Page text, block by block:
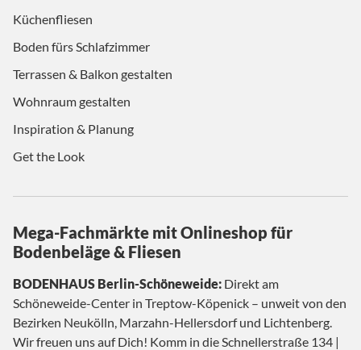
Küchenfliesen
Boden fürs Schlafzimmer
Terrassen & Balkon gestalten
Wohnraum gestalten
Inspiration & Planung
Get the Look
Mega-Fachmärkte mit Onlineshop für
Bodenbeläge & Fliesen
BODENHAUS Berlin-Schöneweide: Direkt am
Schöneweide-Center in Treptow-Köpenick – unweit von den
Bezirken Neukölln, Marzahn-Hellersdorf und Lichtenberg.
Wir freuen uns auf Dich! Komm in die Schnellerstraße 134 |